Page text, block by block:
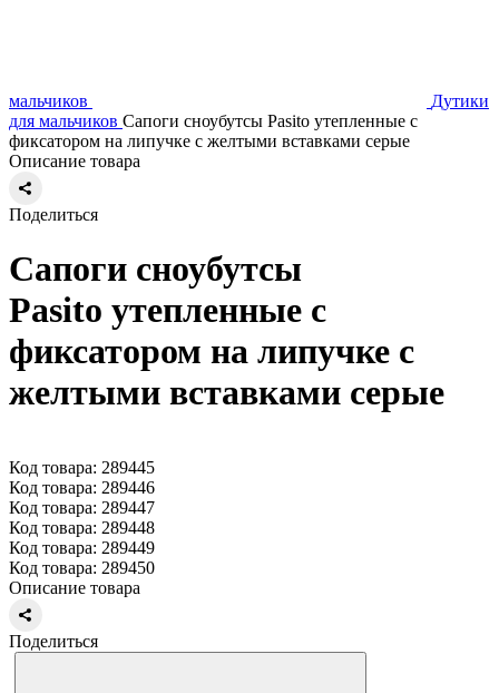
мальчиков
Дутики
для мальчиков Сапоги сноубутсы Pasito утепленные с
фиксатором на липучке с желтыми вставками серые
Описание товара
Поделиться
Сапоги сноубутсы
Pasito утепленные с
фиксатором на липучке с
желтыми вставками серые
Код товара: 289445
Код товара: 289446
Код товара: 289447
Код товара: 289448
Код товара: 289449
Код товара: 289450
Описание товара
Поделиться